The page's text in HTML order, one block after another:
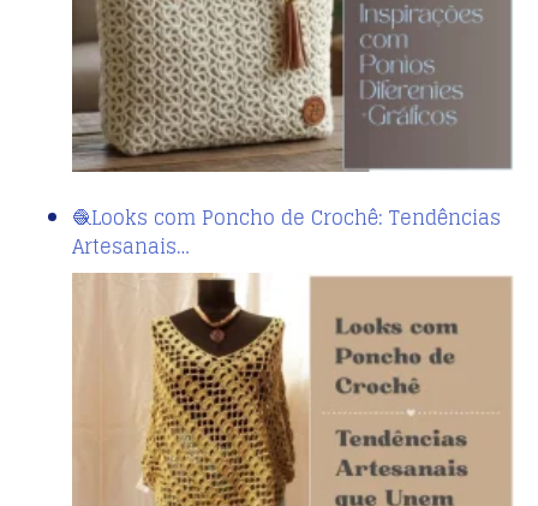
🧶Looks com Poncho de Crochê: Tendências
Artesanais…